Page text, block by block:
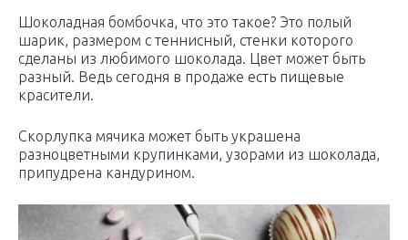
Шоколадная бомбочка, что это такое? Это полый
шарик, размером с теннисный, стенки которого
сделаны из любимого шоколада. Цвет может быть
разный. Ведь сегодня в продаже есть пищевые
красители.
Скорлупка мячика может быть украшена
разноцветными крупинками, узорами из шоколада,
припудрена кандурином.